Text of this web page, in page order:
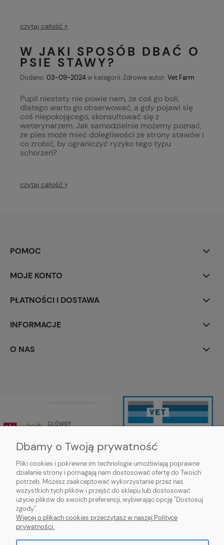
czytaj całość »
W JAKI SPOSÓB DBAĆ O
PSIE STAWY?
Dodano: 03-09-2024w kategorii: Zdrowie autor: Vet Farm
Pupil niestety nie powie nam, że coś go boli,
dlatego warto go obserwować, a gdy pojawi się
coś niepokojącego, skonsultować się z
weterynarzem. Jak samodzielnie możemy poznać,
że pies może mieć dolegliwości ze strony stawów i
co zrobić, by ograniczyć ryzyko tego typu
schorzeń?
czytaj całość »
POMOC
MOJE KONTO
PŁATNOŚCI I DOSTAWA
INFORMACJE
O NAS
Wojewódzki Inspektorat Weterynarii
w Siedlcach ul. Kazimierzowska 29,
08-110 Siedlce
https://mazowsze.wiw.gov.pl/
Dbamy o Twoją prywatność
Pliki cookies i pokrewne im technologie umożliwiają poprawne
działanie strony i pomagają nam dostosować ofertę do Twoich
potrzeb. Możesz zaakceptować wykorzystanie przez nas
wszystkich tych plików i przejść do sklepu lub dostosować
użycie plików do swoich preferencji, wybierając opcję "Dostosuj
zgody".
Więcej o plikach cookies przeczytasz w naszej Polityce
prywatności.